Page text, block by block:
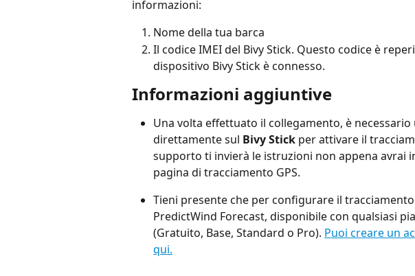
informazioni:
Nome della tua barca
Il codice IMEI del Bivy Stick. Questo codice è
dispositivo Bivy Stick è connesso.
Informazioni aggiuntive
Una volta effettuato il collegamento, è
direttamente sul Bivy Stick per attivare il
supporto ti invierà le istruzioni non appena avrai
pagina di tracciamento GPS.
Tieni presente che per configurare il
PredictWind Forecast, disponibile con qualsiasi
(Gratuito, Base, Standard o Pro). Puoi creare un
qui.